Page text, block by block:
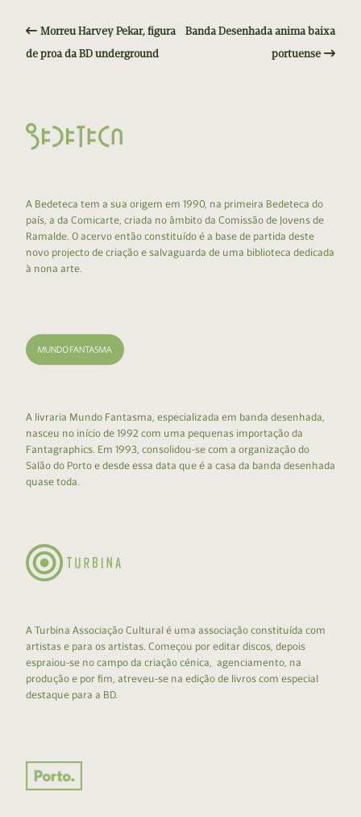
Morreu Harvey Pekar, figura
de proa da BD underground
Banda Desenhada anima baixa
portuense
A Bedeteca tem a sua origem em 1990, na primeira Bedeteca do
país, a da Comicarte, criada no âmbito da Comissão de Jovens de
Ramalde. O acervo então constituído é a base de partida deste
novo projecto de criação e salvaguarda de uma biblioteca dedicada
à nona arte.
A livraria Mundo Fantasma, especializada em banda desenhada,
nasceu no início de 1992 com uma pequenas importação da
Fantagraphics. Em 1993, consolidou-se com a organização do
Salão do Porto e desde essa data que é a casa da banda desenhada
quase toda.
A Turbina Associação Cultural é uma associação constituída com
artistas e para os artistas. Começou por editar discos, depois
espraiou-se no campo da criação cénica, agenciamento, na
produção e por fim, atreveu-se na edição de livros com especial
destaque para a BD.